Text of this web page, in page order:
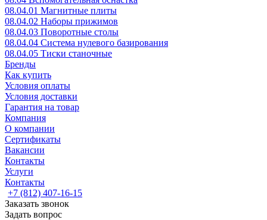
08.04.01 Магнитные плиты
08.04.02 Наборы прижимов
08.04.03 Поворотные столы
08.04.04 Система нулевого базирования
08.04.05 Тиски станочные
Бренды
Как купить
Условия оплаты
Условия доставки
Гарантия на товар
Компания
О компании
Сертификаты
Вакансии
Контакты
Услуги
Контакты
+7 (812) 407-16-15
Заказать звонок
Задать вопрос